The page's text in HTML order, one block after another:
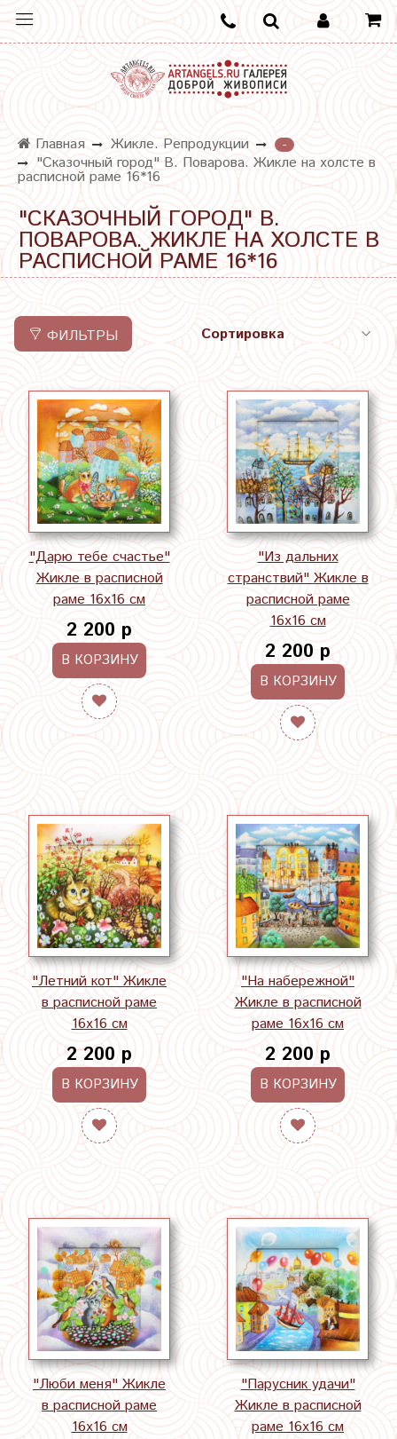
Главная Жикле. Репродукции
-
"Сказочный город" В. Поварова. Жикле на холсте в
расписной раме 16*16
"СКАЗОЧНЫЙ ГОРОД" В.
ПОВАРОВА. ЖИКЛЕ НА ХОЛСТЕ В
РАСПИСНОЙ РАМЕ 16*16
ФИЛЬТРЫ
"Дарю тебе счастье"
Жикле в расписной
раме 16х16 см
2 200 р
В КОРЗИНУ
"Из дальних
странствий" Жикле в
расписной раме
16х16 см
2 200 р
В КОРЗИНУ
"Летний кот" Жикле
в расписной раме
16х16 см
2 200 р
В КОРЗИНУ
"На набережной"
Жикле в расписной
раме 16х16 см
2 200 р
В КОРЗИНУ
"Люби меня" Жикле
в расписной раме
16х16 см
"Парусник удачи"
Жикле в расписной
раме 16х16 см